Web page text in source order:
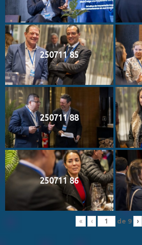
250711 85
250711 88
250711 86
« ‹ de 9 ›